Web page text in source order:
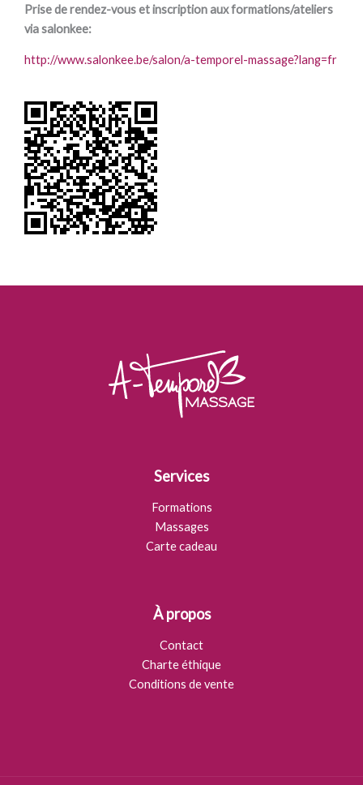
Prise de rendez-vous et inscription aux formations/ateliers
via salonkee:
http://www.salonkee.be/salon/a-temporel-massage?lang=fr
Services
Formations
Massages
Carte cadeau
À propos
Contact
Charte éthique
Conditions de vente